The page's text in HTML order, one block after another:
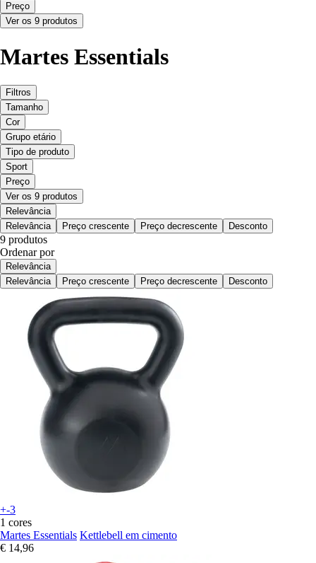
Preço
Ver os 9 produtos
Martes Essentials
Filtros
Tamanho
Cor
Grupo etário
Tipo de produto
Sport
Preço
Ver os 9 produtos
Relevância
Relevância
Preço crescente Preço decrescente Desconto
9 produtos
Ordenar por
Relevância
Relevância
Preço crescente Preço decrescente Desconto
+-3
1 cores
Martes Essentials Kettlebell em cimento
€ 14,96